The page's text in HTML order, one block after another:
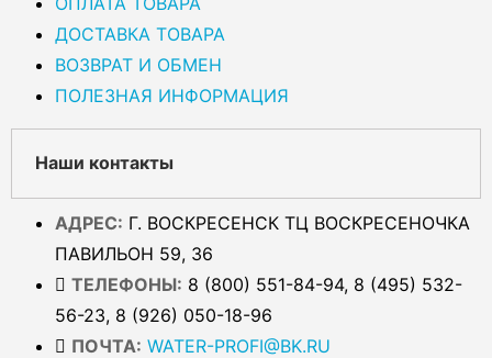
ДОСТАВКА ТОВАРА
ВОЗВРАТ И ОБМЕН
ПОЛЕЗНАЯ ИНФОРМАЦИЯ
Наши контакты
АДРЕС: Г. ВОСКРЕСЕНСК ТЦ ВОСКРЕСЕНОЧКА
ПАВИЛЬОН 59, 36
ТЕЛЕФОНЫ: 8 (800) 551-84-94, 8 (495) 532-
56-23, 8 (926) 050-18-96
ПОЧТА: WATER-PROFI@BK.RU